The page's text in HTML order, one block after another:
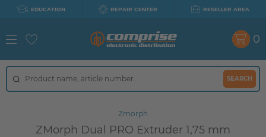
EDUCATION REPAIR CENTER RESELLER AREA
SEARCH
0
Zmorph
ZMorph Dual PRO Extruder 1,75 mm